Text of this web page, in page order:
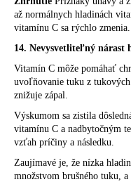
až normálnych hladinách
vitamínu C sa rýchlo zmenia.
14. Nevysvetliteľný nárast
Vitamín C môže pomáhať
uvoľňovanie tuku z
znižuje zápal.
Výskumom sa zistila
vitamínu C a nadbytočným
vzťah príčiny a následku.
Zaujímavé je, že nízka
množstvom brušného tuku,